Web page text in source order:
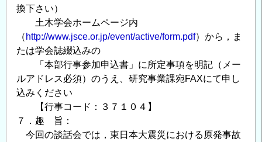
換下さい）
土木学会ホームページ内
（ http://www.jsce.or.jp/event/active/form.pdf）から，ま
たは学会誌綴込みの
「本部行事参加申込書」に所定事項を明記（メー
ルアドレス必須）のうえ、研究事業課宛FAXにて申し
込みください
【行事コード：３７１０４】
７．趣 旨：
今回の談話会では，東日本大震災における原発事故